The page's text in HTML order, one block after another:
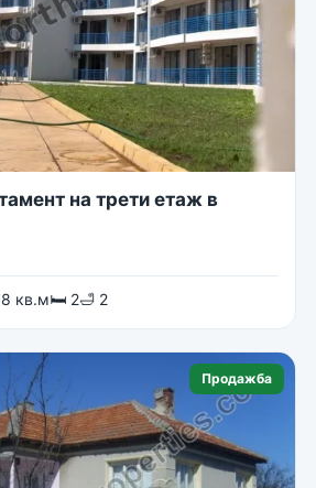
на трети етаж в
кв.м🛏 2🛁 2
Продажба